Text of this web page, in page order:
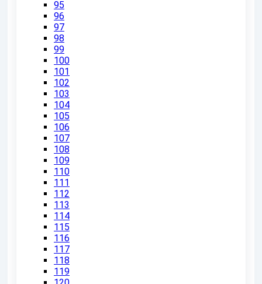
95
96
97
98
99
100
101
102
103
104
105
106
107
108
109
110
111
112
113
114
115
116
117
118
119